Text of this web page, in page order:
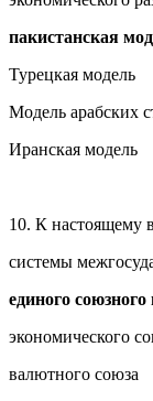
пакистанская
Турецкая модель
Модель арабских
Иранская модель
10. К настоящему
системы
единого союзного
экономического
валютного союза